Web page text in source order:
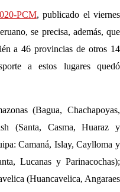
PCM, publicado el viernes
se precisa, además, que
a 46 provincias de otros 14
a estos lugares quedó
(Bagua, Chachapoyas,
(Santa, Casma, Huaraz y
Camaná, Islay, Caylloma y
Lucanas y Parinacochas);
(Huancavelica, Angaraes